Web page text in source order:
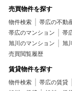
売買物件を探す
物件検索 帯広の不動
帯広のマンション
帯
旭川のマンション
旭
売買閲覧履歴
賃貸物件を探す
物件検索 帯広の賃貸